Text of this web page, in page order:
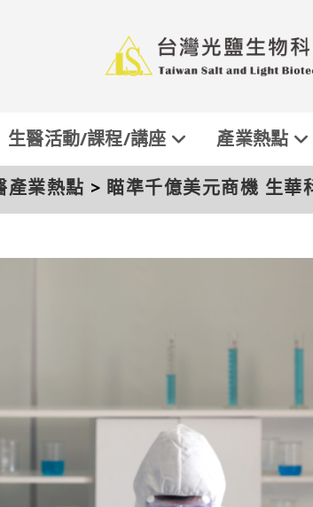
生醫活動/課程/講座 產業熱點
產業熱點 > 瞄準千億美元商機 生華